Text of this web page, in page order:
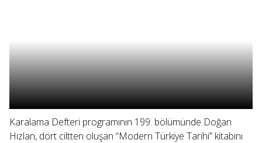
Karalama Defteri programının 199. bölümünde Doğan
Hızlan, dört ciltten oluşan “Modern Türkiye Tarihi” kitabını